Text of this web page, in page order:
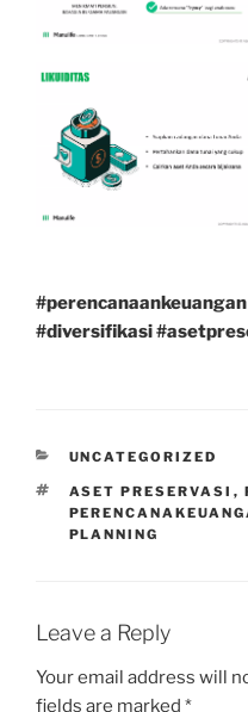
#perencanaankeuangan
#diversifikasi
CATEGORIES
UNCATEGORIZED
TAGS
ASET PRESERVASI ,
PLANNING
Leave a Reply
Your email address will
fields are marked *